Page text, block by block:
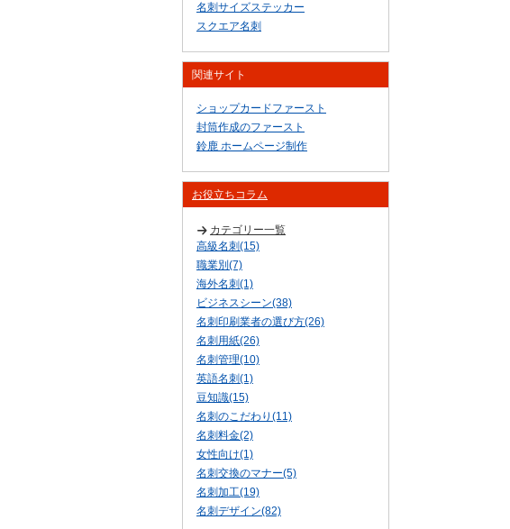
名刺サイズステッカー
スクエア名刺
関連サイト
ショップカードファースト
封筒作成のファースト
鈴鹿 ホームページ制作
お役立ちコラム
カテゴリー一覧
高級名刺(15)
職業別(7)
海外名刺(1)
ビジネスシーン(38)
名刺印刷業者の選び方(26)
名刺用紙(26)
名刺管理(10)
英語名刺(1)
豆知識(15)
名刺のこだわり(11)
名刺料金(2)
女性向け(1)
名刺交換のマナー(5)
名刺加工(19)
名刺デザイン(82)